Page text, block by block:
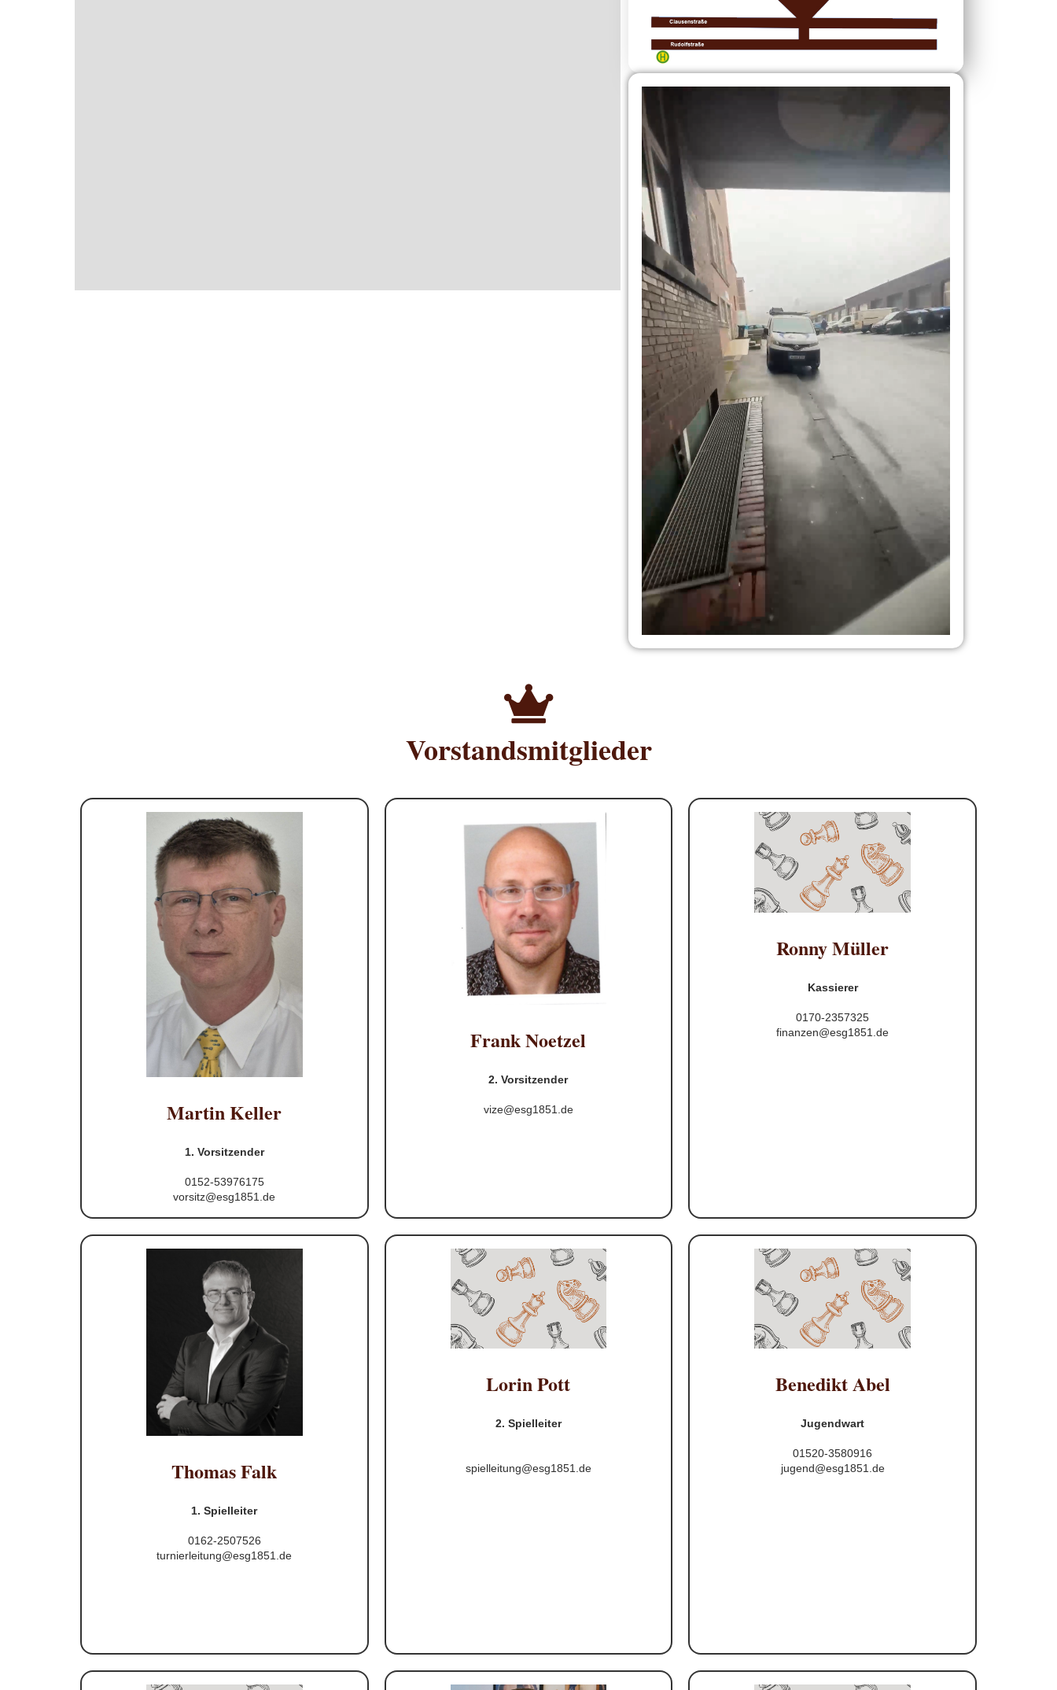
Vorstandsmitglieder
Martin Keller
1. Vorsitzender
0152-53976175
vorsitz@esg1851.de
Frank Noetzel
2. Vorsitzender
vize@esg1851.de
Ronny Müller
Kassierer
0170-2357325
finanzen@esg1851.de
Thomas Falk
1. Spielleiter
0162-2507526
turnierleitung@esg1851.de
Lorin Pott
2. Spielleiter
spielleitung@esg1851.de
Benedikt Abel
Jugendwart
01520-3580916
jugend@esg1851.de